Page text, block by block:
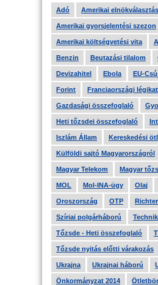
Adó Amerikai elnökválasztás
Amerikai gyorsjelentési szezon
Amerikai költségvetési vita
Benzin Beutazási tilalom
Devizahitel Ebola EU-
Forint Franciaországi
Gazdasági összefoglaló
Heti tőzsdei összefoglaló
Iszlám Állam Kereskedési
Külföldi sajtó Magyarországról
Magyar Telekom Magyar
MOL Mol-INA-ügy Olaj
Oroszország OTP Richter
Szíriai polgárháború
Tőzsde - Heti összefoglaló
Tőzsde nyitás előtti várakozás
Ukrajna Ukrajnai háború
Önkormányzat 2014